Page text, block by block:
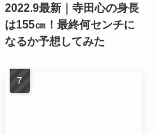
2022.9最新｜寺田心の身長
は155㎝！最終何センチに
なるか予想してみた